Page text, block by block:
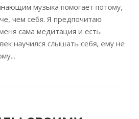
музыка помогает потому,
чем себя. Я предпочитаю
сама медитация и есть
научился слышать себя, ему не